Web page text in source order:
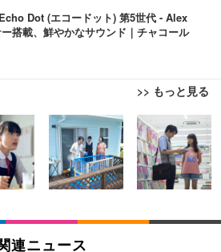
Dot (エコードット) 第5世代 - Alex
搭載、鮮やかなサウンド｜チャコール
>> もっと見る
オフィスチェア 椅子 テレワーク 疲れな
げ式アームレスト コンパクト 約105度ロッ
事務椅子 360度回転 座面昇降 強化ナイロ
ス 通気性メッシュ 在宅ワーク H-WY01
+黒足)
オフィスチェア／デスクチェア メッシ
間工学 疲れない ブラック
ネス向けプレミアムモニター | FlexScan
WT | 31.5型4K UHD・USB Type-C・ホワ
ス向けプレミアムモニター | FlexScan
ーシック ペットシーツ 薄型 レギュラー 1
無香料 ホワイト 300枚
ーシック ペットシーツ 厚型 ワイド 42枚
) ホワイト(吸収面:ライトブルー)
連ニュース